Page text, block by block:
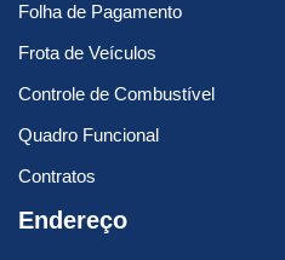
Folha de Pagamento
Frota de Veículos
Controle de Combustível
Quadro Funcional
Contratos
Endereço